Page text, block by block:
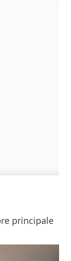
principale